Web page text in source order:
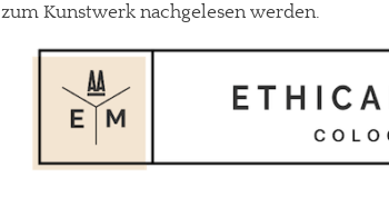
zum Kunstwerk nachgelesen werden.